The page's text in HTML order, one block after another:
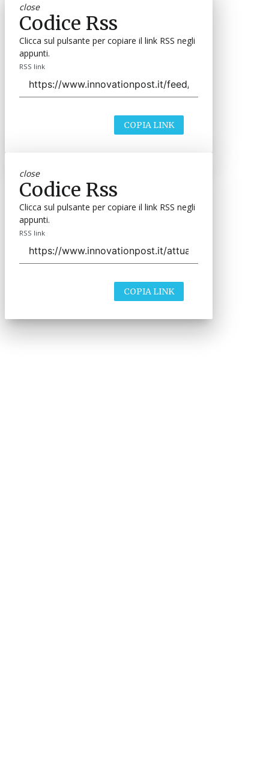
close
Codice Rss
Clicca sul pulsante per copiare il link RSS negli
appunti.
RSS link
COPIA LINK
close
Codice Rss
Clicca sul pulsante per copiare il link RSS negli
appunti.
RSS link
COPIA LINK